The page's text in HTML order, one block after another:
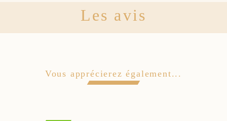
Les avis
Vous apprécierez également...